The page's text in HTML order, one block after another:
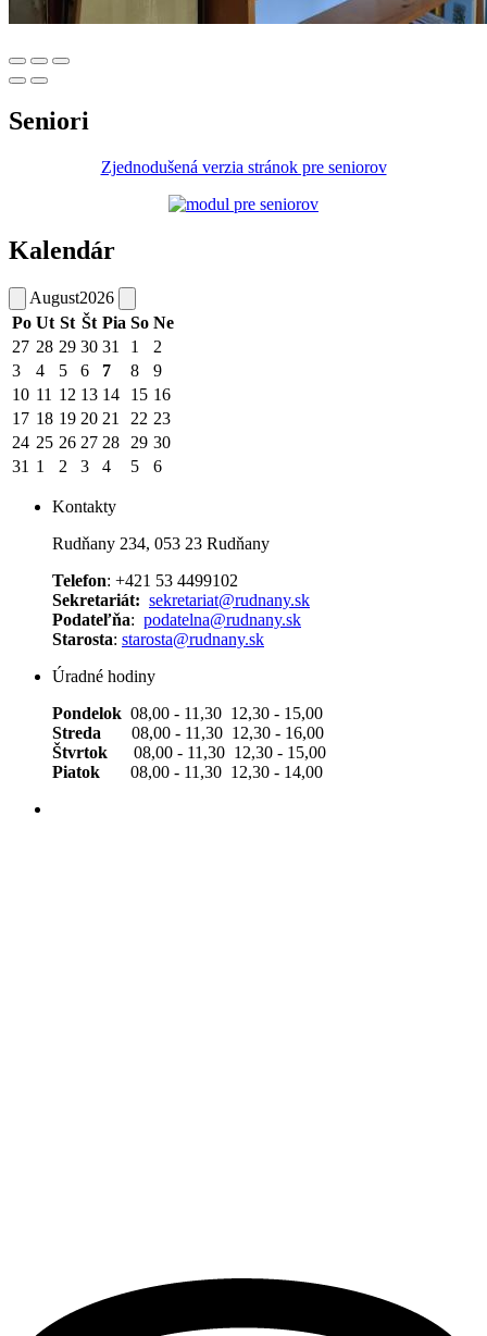
Seniori
Zjednodušená verzia stránok pre seniorov
Kalendár
August2026
Po Ut St Št Pia So Ne
27 28 29 30 31 1
2
3
4 5 6 7 8
9
10 11 12 13 14 15 16
17 18 19 20 21 22 23
24 25 26 27 28 29 30
31 1 2 3 4 5 6
Kontakty
Rudňany 234, 053 23 Rudňany
Telefon: +421 53 4499102
Sekretariát: sekretariat@rudnany.sk
Podateľňa: podatelna@rudnany.sk
Starosta: starosta@rudnany.sk
Úradné hodiny
Pondelok 08,00 - 11,30 12,30 - 15,00
Streda 08,00 - 11,30 12,30 - 16,00
Štvrtok 08,00 - 11,30 12,30 - 15,00
Piatok 08,00 - 11,30 12,30 - 14,00